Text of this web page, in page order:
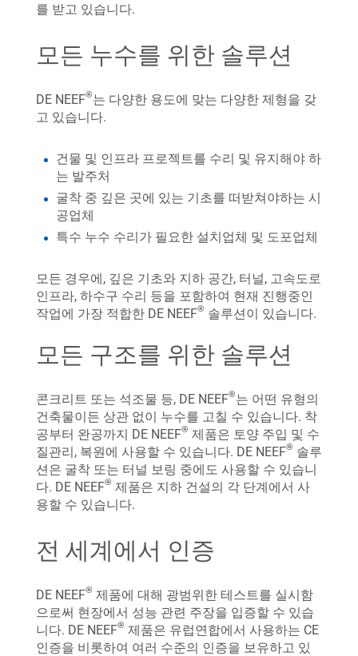
를 받고 있습니다.
모든 누수를 위한 솔루션
DE NEEF®는 다양한 용도에 맞는 다양한 제형을 갖
고 있습니다.
건물 및 인프라 프로젝트를 수리 및 유지해야 하
는 발주처
굴착 중 깊은 곳에 있는 기초를 떠받쳐야하는 시
공업체
특수 누수 수리가 필요한 설치업체 및 도포업체
모든 경우에, 깊은 기초와 지하 공간, 터널, 고속도로
인프라, 하수구 수리 등을 포함하여 현재 진행중인
작업에 가장 적합한 DE NEEF® 솔루션이 있습니다.
모든 구조를 위한 솔루션
콘크리트 또는 석조물 등, DE NEEF®는 어떤 유형의
건축물이든 상관 없이 누수를 고칠 수 있습니다. 착
공부터 완공까지 DE NEEF® 제품은 토양 주입 및 수
질관리, 복원에 사용할 수 있습니다. DE NEEF® 솔루
션은 굴착 또는 터널 보링 중에도 사용할 수 있습니
다. DE NEEF® 제품은 지하 건설의 각 단계에서 사
용할 수 있습니다.
전 세계에서 인증
DE NEEF® 제품에 대해 광범위한 테스트를 실시함
으로써 현장에서 성능 관련 주장을 입증할 수 있습
니다. DE NEEF® 제품은 유럽연합에서 사용하는 CE
인증을 비롯하여 여러 수준의 인증을 보유하고 있